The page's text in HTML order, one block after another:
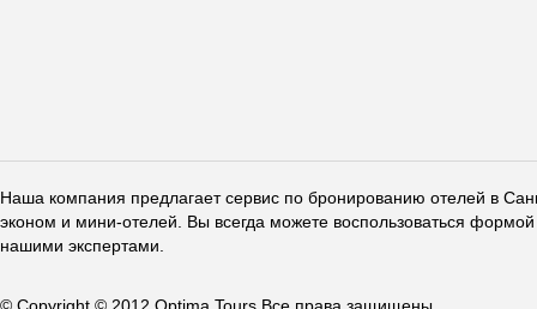
Наша компания предлагает сервис по бронированию отелей в
эконом и мини-отелей. Вы всегда можете воспользоваться
нашими экспертами.